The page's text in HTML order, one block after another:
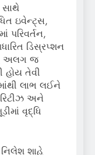
સાથે
ઇવેન્ટ્સ,
પરિવર્તન,
ડિસ્રપ્શન
અલગ જ
હોય તેવી
લાભ લઈને
અને
વૃદ્ધિ
શાહે